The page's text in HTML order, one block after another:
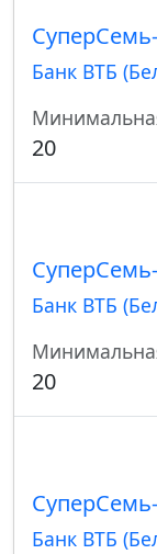
Банк ВТБ
20
Банк ВТБ
20
Банк ВТБ